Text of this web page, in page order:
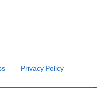
Privacy Policy
o przewidywanych